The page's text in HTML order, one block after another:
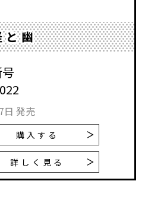
と幽
日 発売
購入する
詳しく見る